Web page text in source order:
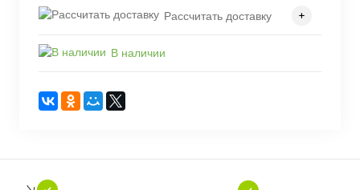
Рассчитать доставку
В наличии